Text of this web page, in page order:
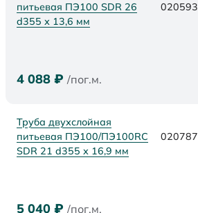
питьевая ПЭ100 SDR 26
d355 х 13,6 мм
020593
4 088 ₽ /пог.м.
Труба двухслойная
питьевая ПЭ100/ПЭ100RC
SDR 21 d355 х 16,9 мм
020787
5 040 ₽ /пог.м.